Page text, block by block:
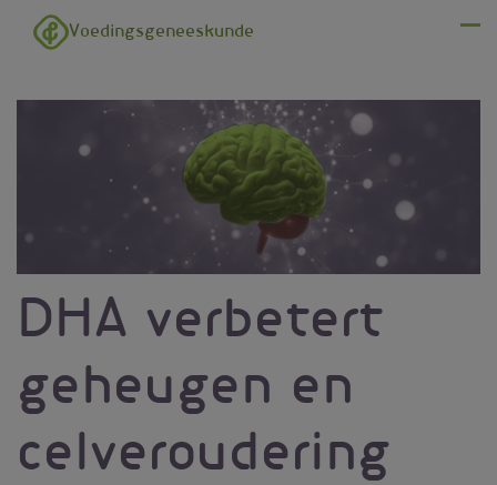
Overslaan en naar de inhoud gaan
Voedingsgeneeskunde
DHA verbetert
geheugen en
celveroudering